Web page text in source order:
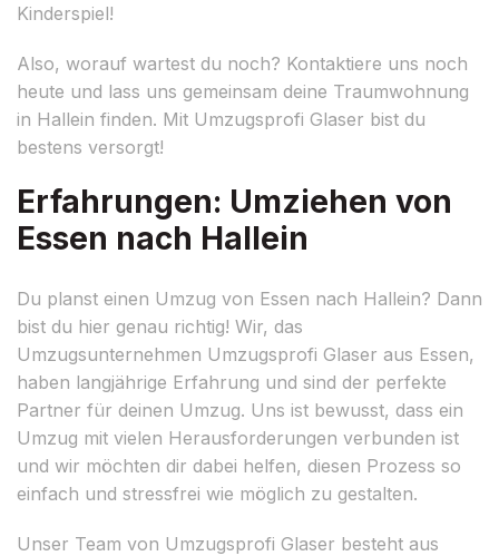
Kinderspiel!
Also, worauf wartest du noch? Kontaktiere uns noch
heute und lass uns gemeinsam deine Traumwohnung
in Hallein finden. Mit Umzugsprofi Glaser bist du
bestens versorgt!
Erfahrungen: Umziehen von
Essen nach Hallein
Du planst einen Umzug von Essen nach Hallein? Dann
bist du hier genau richtig! Wir, das
Umzugsunternehmen Umzugsprofi Glaser aus Essen,
haben langjährige Erfahrung und sind der perfekte
Partner für deinen Umzug. Uns ist bewusst, dass ein
Umzug mit vielen Herausforderungen verbunden ist
und wir möchten dir dabei helfen, diesen Prozess so
einfach und stressfrei wie möglich zu gestalten.
Unser Team von Umzugsprofi Glaser besteht aus